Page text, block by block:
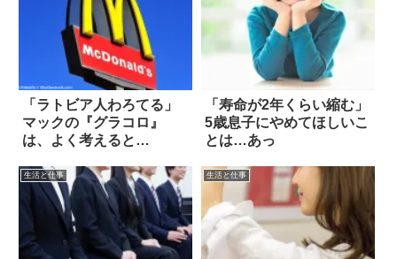
「ラトビア人わろてる」
マックの『グラコロ』
は、よく考えると…
「寿命が2年くらい縮む」
5歳息子にやめてほしいこ
とは…あっ
生活と仕事 生活と仕事